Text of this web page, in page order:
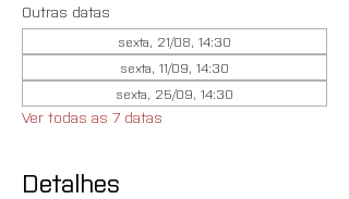
Outras datas
sexta, 21/08, 14:30
sexta, 11/09, 14:30
sexta, 25/09, 14:30
Ver todas as 7 datas
Detalhes